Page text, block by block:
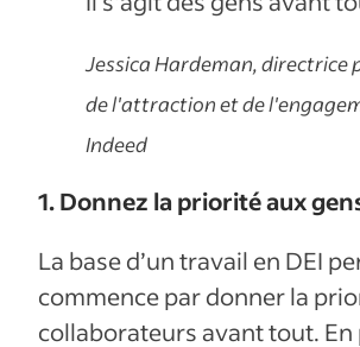
Jessica Hardeman, directrice
de l'attraction et de
Indeed
1. Donnez la priorité aux
La base d’un travail en DEI
commence par donner la
collaborateurs avant tout. En